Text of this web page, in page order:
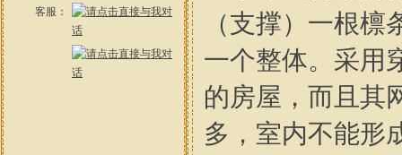
客服：
（支撑）一根
一个整体。采用
的房屋，而且其
多，室内不能形